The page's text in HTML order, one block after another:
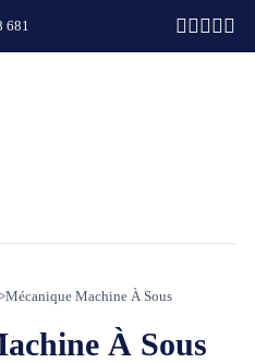
681
Mécanique Machine À Sous
À Sous